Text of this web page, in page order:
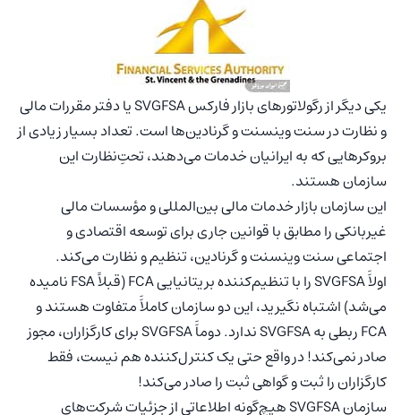
یکی دیگر از رگولاتورهای بازار فارکس SVGFSA یا دفتر مقررات مالی
و نظارت در سنت وینسنت و گرنادین‌ها است. تعداد بسیار زیادی از
بروکرهایی که به ایرانیان خدمات می‌دهند، تحتِ‌نظارت این
سازمان هستند.
این سازمان بازار خدمات مالی بین‌المللی و مؤسسات مالی
غیربانکی را مطابق با قوانین جاری برای توسعه اقتصادی و
اجتماعی سنت وینسنت و گرنادین، تنظیم و نظارت می‌کند.
اولاََ SVGFSA را با تنظیم‌کننده بریتانیایی FCA (قبلاً FSA نامیده
می‌شد) اشتباه نگیرید، این دو سازمان کاملاََ متفاوت هستند و
FCA ربطی به SVGFSA ندارد. دوماََ SVGFSA برای کارگزاران، مجوز
صادر نمی‌کند! در واقع حتی یک کنترل‌‌کننده هم نیست، فقط
کارگزاران را ثبت و گواهی ثبت را صادر می‌کند!
سازمان SVGFSA هیچ‌گونه اطلاعاتی از جزئیات شرکت‌های